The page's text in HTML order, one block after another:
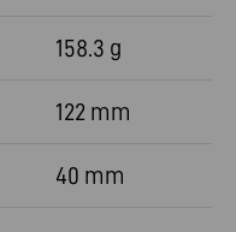
158.3 g
122 mm
40 mm